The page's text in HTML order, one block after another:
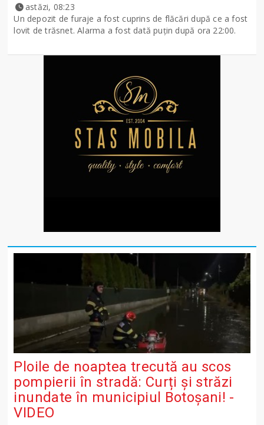
astăzi, 08:23
Un depozit de furaje a fost cuprins de flăcări după ce a fost
lovit de trăsnet. Alarma a fost dată puțin după ora 22:00.
Ploile de noaptea trecută au scos
pompierii în stradă: Curți și străzi
inundate în municipiul Botoșani! -
VIDEO